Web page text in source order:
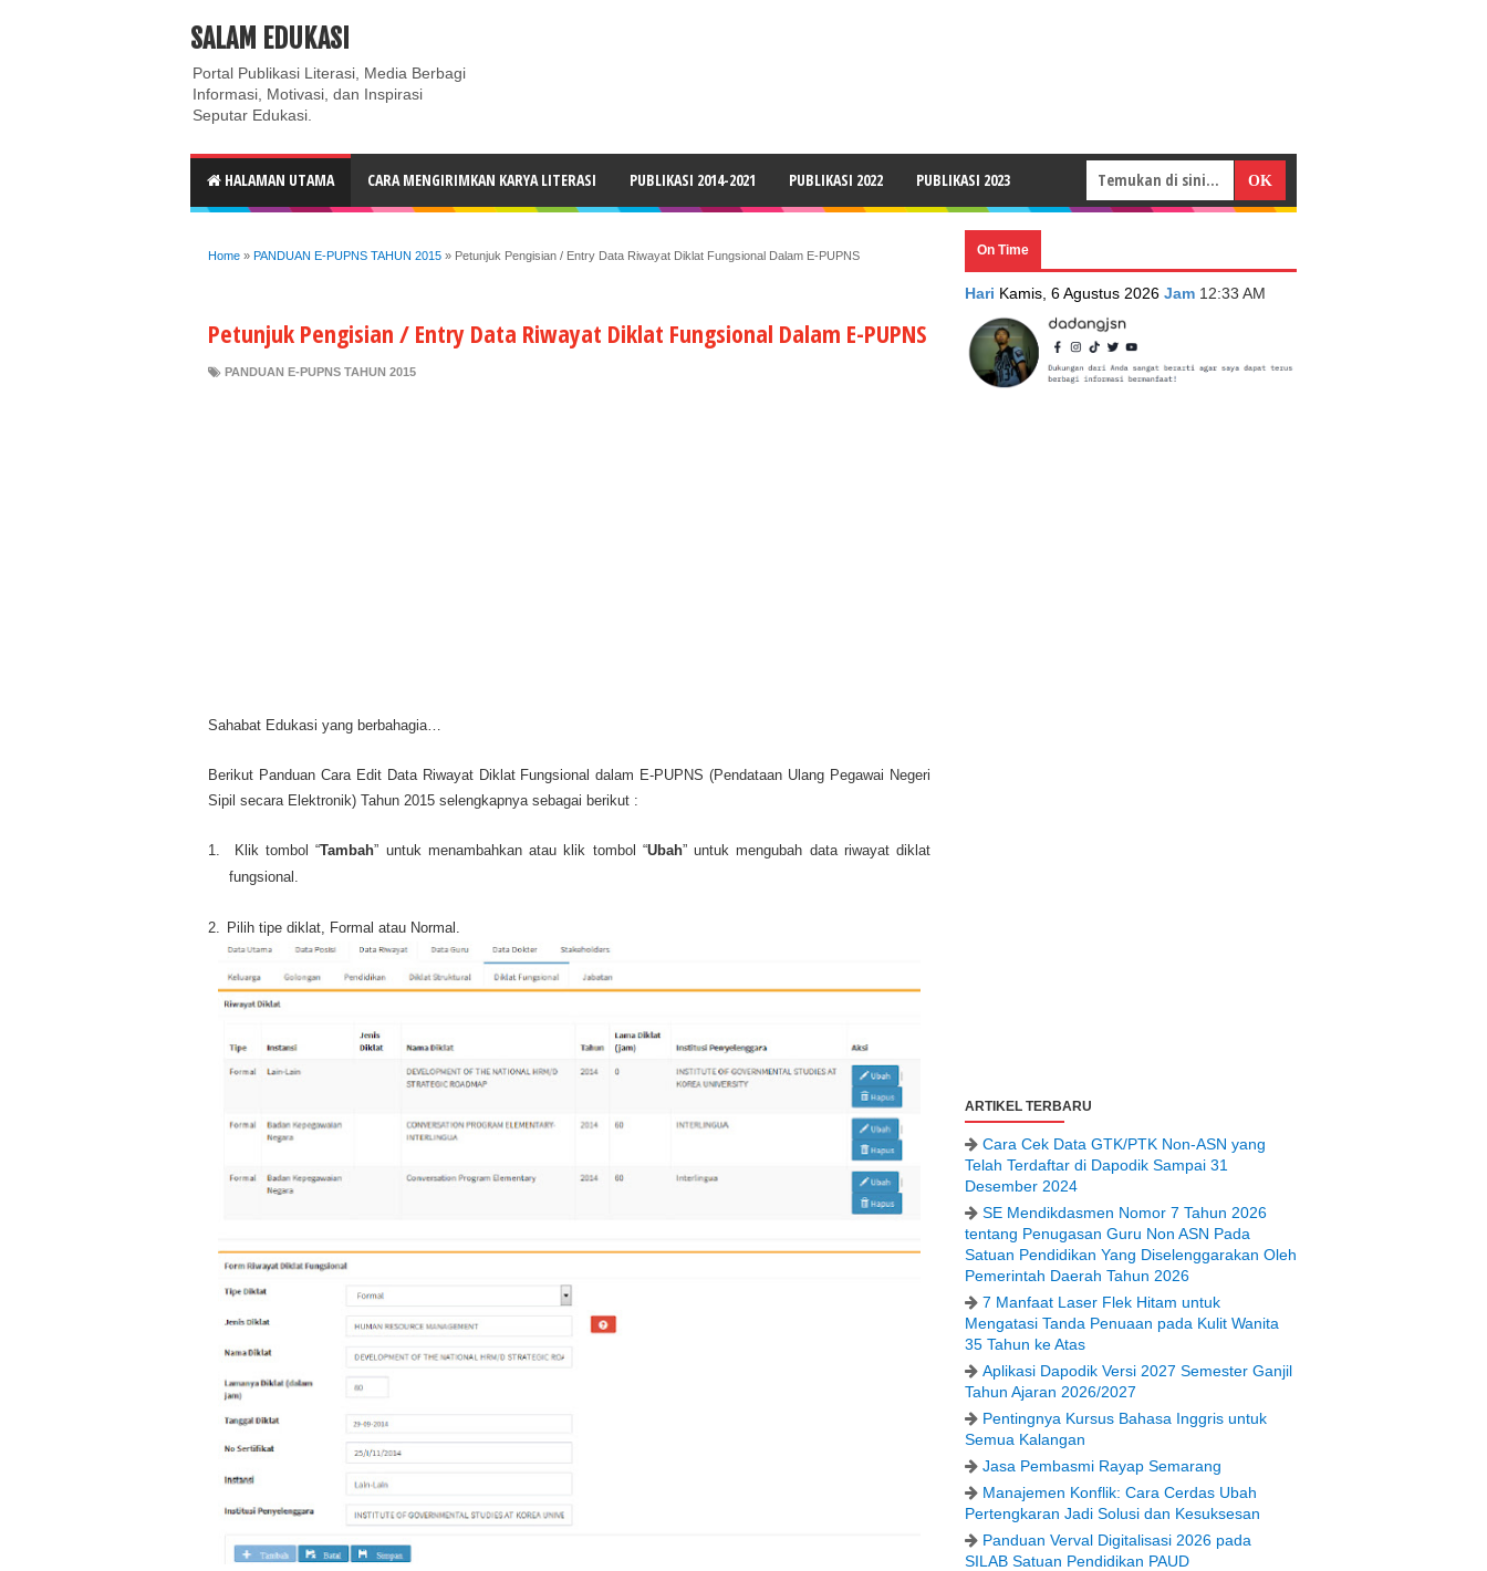
ABOUT CONTACT US
SALAM EDUKASI
Portal Publikasi Literasi, Media Berbagi
Informasi, Motivasi, dan Inspirasi
Seputar Edukasi.
HALAMAN UTAMA CARA MENGIRIMKAN KARYA LITERASI PUBLIKASI 2014-2021 PUBLIKASI 2022 PUBLIKASI 2023
Home » PANDUAN E-PUPNS TAHUN 2015 » Petunjuk Pengisian / Entry Data Riwayat Diklat Fungsional Dalam E-PUPNS
Petunjuk Pengisian / Entry Data Riwayat Diklat Fungsional Dalam E-PUPNS
PANDUAN E-PUPNS TAHUN 2015
Sahabat Edukasi yang berbahagia…
Berikut Panduan Cara Edit Data Riwayat Diklat Fungsional dalam E-PUPNS (Pendataan Ulang Pegawai Negeri
Sipil secara Elektronik) Tahun 2015 selengkapnya sebagai berikut :
1. Klik tombol “Tambah” untuk menambahkan atau klik tombol “Ubah” untuk mengubah data riwayat diklat
fungsional.
2. Pilih tipe diklat, Formal atau Normal.
On Time
Hari Kamis, 6 Agustus 2026 Jam 12:33 AM
ARTIKEL TERBARU
Cara Cek Data GTK/PTK Non-ASN yang
Telah Terdaftar di Dapodik Sampai 31
Desember 2024
SE Mendikdasmen Nomor 7 Tahun 2026
tentang Penugasan Guru Non ASN Pada
Satuan Pendidikan Yang Diselenggarakan Oleh
Pemerintah Daerah Tahun 2026
7 Manfaat Laser Flek Hitam untuk
Mengatasi Tanda Penuaan pada Kulit Wanita
35 Tahun ke Atas
Aplikasi Dapodik Versi 2027 Semester Ganjil
Tahun Ajaran 2026/2027
Pentingnya Kursus Bahasa Inggris untuk
Semua Kalangan
Jasa Pembasmi Rayap Semarang
Manajemen Konflik: Cara Cerdas Ubah
Pertengkaran Jadi Solusi dan Kesuksesan
Panduan Verval Digitalisasi 2026 pada
SILAB Satuan Pendidikan PAUD